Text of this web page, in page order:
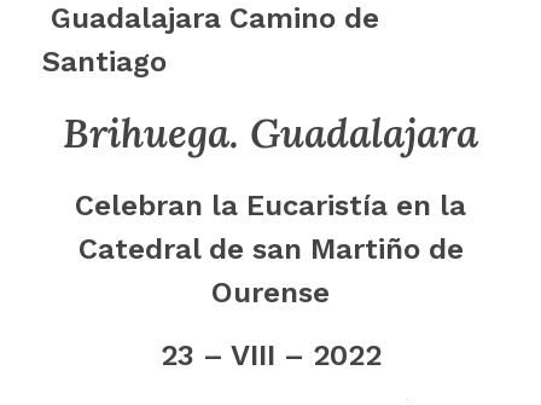
Guadalajara Camino de
Santiago
Brihuega. Guadalajara
Celebran la Eucaristía en la
Catedral de san Martiño de
Ourense
23 – VIII – 2022